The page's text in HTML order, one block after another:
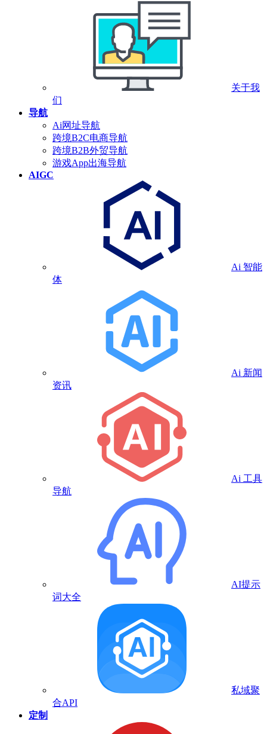
关于我
们
导航
Ai网址导航
跨境B2C电商导航
跨境B2B外贸导航
游戏App出海导航
AIGC
Ai 智能
体
Ai 新闻
资讯
Ai 工具
导航
AI提示
词大全
私域聚
合API
定制